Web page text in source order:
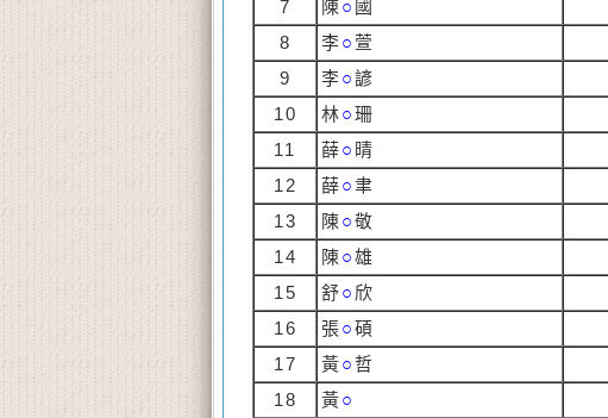
7 陳○ 國
8 李○萱
9 李○諺
10 林○珊
11 薛○ 晴
12 薛○聿
13 陳○敬
14 陳○雄
15 舒○ 欣
16 張○碩
17 黃○哲
18 黃○